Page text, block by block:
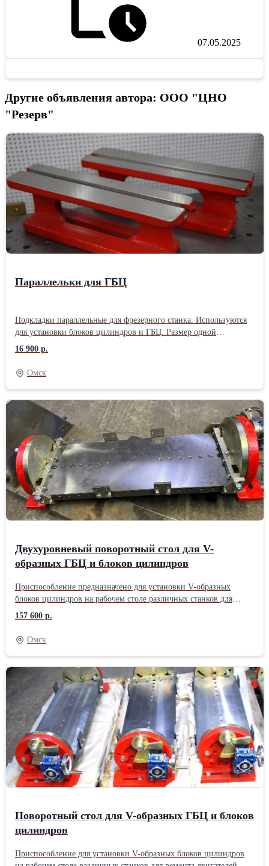
07.05.2025
Другие объявления автора: ООО "ЦНО
"Резерв"
Параллельки для ГБЦ
Подкладки параллельные для фрезерного станка. Используются
для установки блоков цилиндров и ГБЦ. Размер одной
параллельки: 0,4х0,1х0,12 м. Масса одной параллельки: 12 кг.
Материал изготовления: чугун
16 900 р.
Омск
Двухуровневый поворотный стол для V-
образных ГБЦ и блоков цилиндров
Приспособление предназначено для установки V-образных
блоков цилиндров на рабочем столе различных станков для
ремонта двигателей. Конструкция стола позволяет смещать
деталь поперек в двух направлениях в пределах 0-45 градусов,
создавать уклон повдоль 16 мм. Блок цилиндров фиксируется на
столе креплениями. Крепления и места креплений имеют
несколько отверстий. Можно подобрать для любого блока или
ГБЦ. Поворот стола поперек (точная настройка) производится
штурвалом через мотор-редуктор и фиксируется болтами. Уклон
стола повдоль производится шестигранником. Габаритный
размер конструкции: 970х290х270 мм; Размер стола: 285х650
мм; Максимальная длина устанавливаемой детали: 730 мм;
Масса: 98 кг. Для транспортировки в регионы устанавливается
на поддон 1,2х0,6 м.
157 600 р.
Омск
Поворотный стол для V-образных ГБЦ и блоков
цилиндров
Приспособление для установки V-образных блоков цилиндров